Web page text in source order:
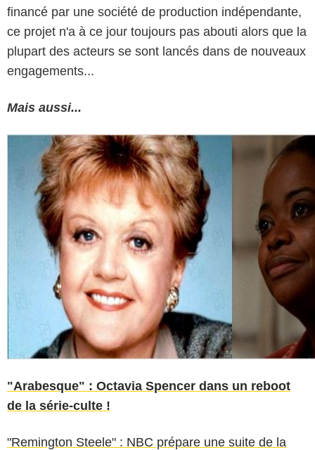
financé par une société de production indépendante,
ce projet n'a à ce jour toujours pas abouti alors que la
plupart des acteurs se sont lancés dans de nouveaux
engagements...
Mais aussi...
"Arabesque" : Octavia Spencer dans un reboot
de la série-culte !
"Remington Steele" : NBC prépare une suite de la